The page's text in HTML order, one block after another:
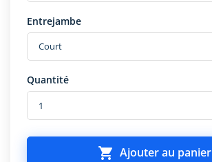
Entrejambe
Quantité
 Ajouter au panier